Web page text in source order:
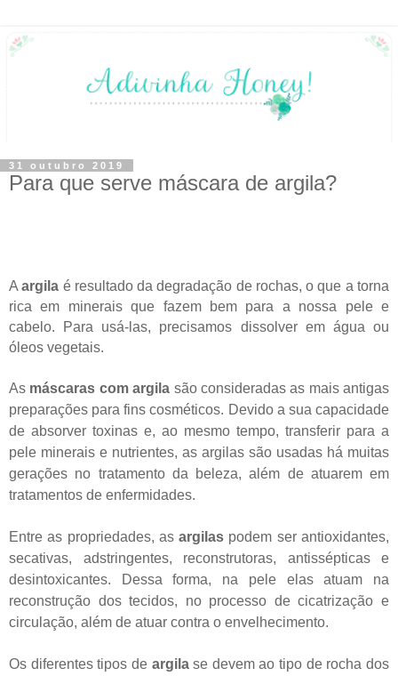
31 outubro 2019
Para que serve máscara de argila?
Aargila é resultado da degradação de rochas, o que a torna
rica em minerais que fazem bem para a nossa pele e
cabelo. Para usá-las, precisamos dissolver em água ou
óleos vegetais.
As máscaras com argila são consideradas as mais antigas
preparações para fins cosméticos. Devido a sua capacidade
de absorver toxinas e, ao mesmo tempo, transferir para a
pele minerais e nutrientes, as argilas são usadas há muitas
gerações no tratamento da beleza, além de atuarem em
tratamentos de enfermidades.
Entre as propriedades, asargilas podem ser antioxidantes,
secativas, adstringentes, reconstrutoras, antissépticas e
desintoxicantes. Dessa forma, na pele elas atuam na
reconstrução dos tecidos, no processo de cicatrização e
circulação, além de atuar contra o envelhecimento.
Os diferentes tipos de argilase devem ao tipo de rocha dos